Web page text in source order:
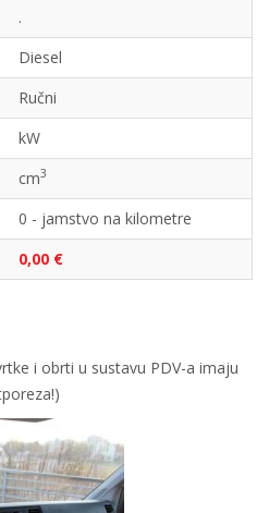
.
Diesel
Ručni
kW
cm3
0 - jamstvo na kilometre
0,00 €
i obrti u sustavu PDV-a imaju